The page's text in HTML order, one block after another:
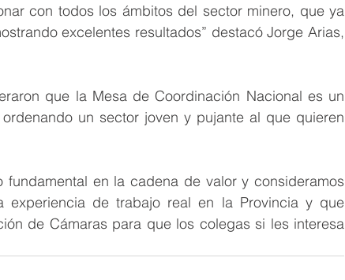
con todos los ámbitos del sector minero, que ya
excelentes resultados” destacó Jorge Arias,
que la Mesa de Coordinación Nacional es un
un sector joven y pujante al que quieren
fundamental en la cadena de valor y consideramos
experiencia de trabajo real en la Provincia y que
de Cámaras para que los colegas si les interesa